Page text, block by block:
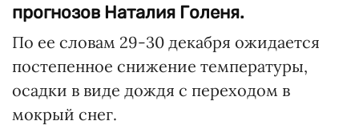
прогнозов Наталия Голеня.
По ее словам 29-30 декабря ожидается
постепенное снижение температуры,
осадки в виде дождя с переходом в
мокрый снег.